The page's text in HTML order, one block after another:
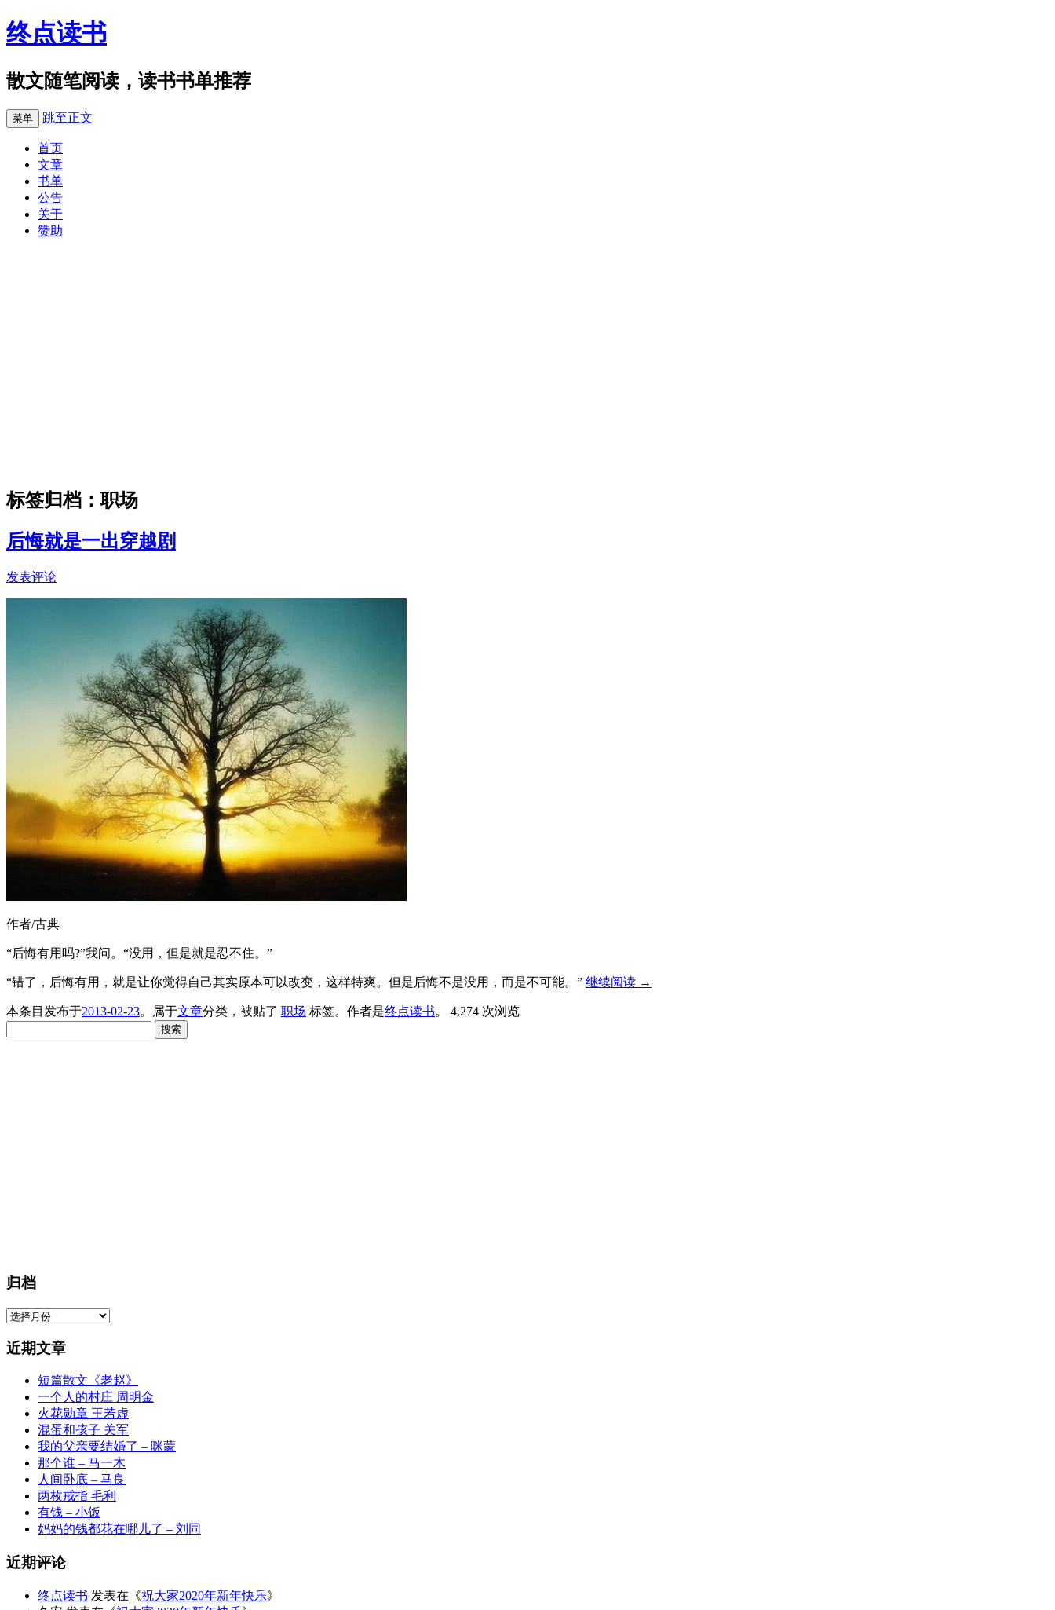
终点读书
散文随笔阅读，读书书单推荐
菜单 跳至正文
首页
文章
书单
公告
关于
赞助
标签归档：职场
后悔就是一出穿越剧
发表评论
作者/古典
“后悔有用吗?”我问。“没用，但是就是忍不住。”
“错了，后悔有用，就是让你觉得自己其实原本可以改变，这样特爽。但是后悔不是没用，而是不可能。” 继续阅读 →
本条目发布于2013-02-23。属于文章分类，被贴了 职场 标签。 作者是终点读书。
4,274 次浏览
归档
归
近期文章
短篇散文《老赵》
一个人的村庄 周明金
火花勋章 王若虚
混蛋和孩子 关军
我的父亲要结婚了 – 咪蒙
那个谁 – 马一木
人间卧底 – 马良
两枚戒指 毛利
有钱 – 小饭
妈妈的钱都花在哪儿了 – 刘同
近期评论
终点读书 发表在《祝大家2020年新年快乐》